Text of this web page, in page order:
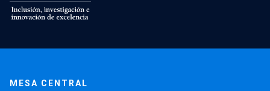
MESA CENTRAL